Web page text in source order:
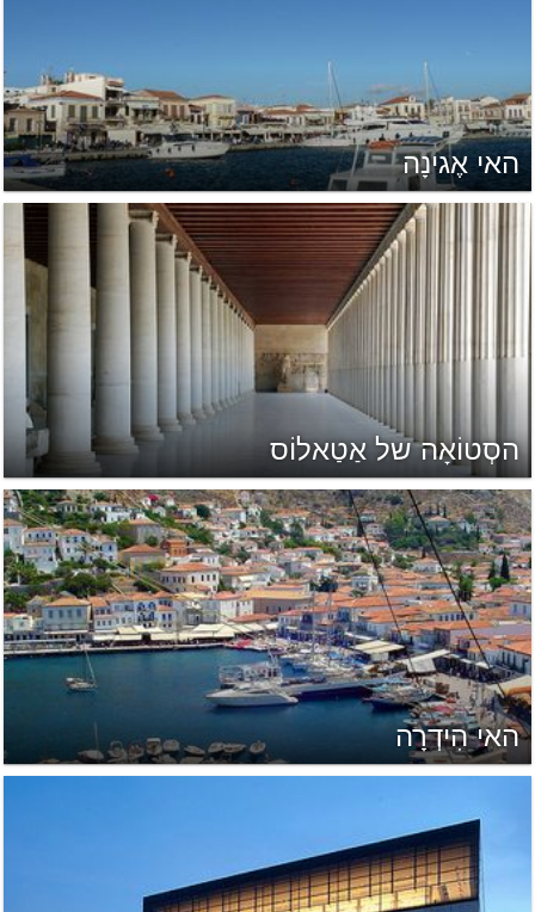
האי אֶגינָה
הסְטוֹאָה של אַטַאלוֹס
האי הִידְרָה